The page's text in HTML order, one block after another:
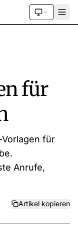
für
für
Anrufe,
Artikel kopieren